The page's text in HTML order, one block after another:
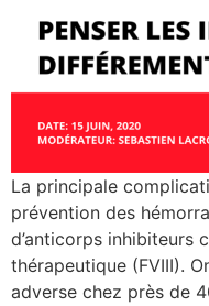
La principale
prévention des
d’anticorps inhibiteurs
thérapeutique (FVIII).
adverse chez près de